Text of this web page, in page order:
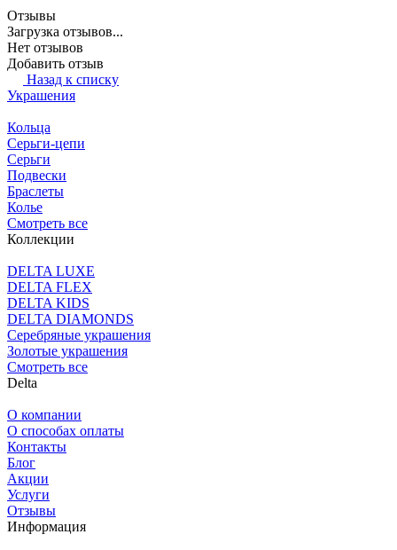
Отзывы
Загрузка отзывов...
Нет отзывов
Добавить отзыв
Назад к списку
Украшения
Кольца
Серьги-цепи
Серьги
Подвески
Браслеты
Колье
Смотреть все
Коллекции
DELTA LUXE
DELTA FLEX
DELTA KIDS
DELTA DIAMONDS
Серебряные украшения
Золотые украшения
Смотреть все
Delta
О компании
О способах оплаты
Контакты
Блог
Акции
Услуги
Отзывы
Информация